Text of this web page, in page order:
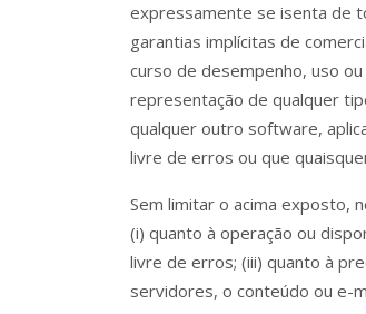
expressamente se isenta de
garantias implícitas de
curso de desempenho, uso
representação de qualquer
qualquer outro software,
livre de erros ou que
Sem limitar o acima exposto,
(i) quanto à operação ou
livre de erros; (iii) quanto à
servidores, o conteúdo ou e-